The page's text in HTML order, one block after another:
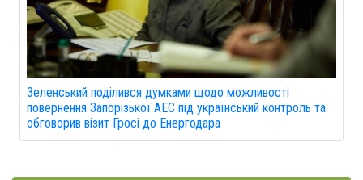
Зеленський поділився думками щодо можливості
повернення Запорізької АЕС під український контроль та
обговорив візит Гросі до Енергодара